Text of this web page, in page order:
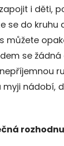
i děti,
se do kruhu
můžete
se žádná
myji nádobí,